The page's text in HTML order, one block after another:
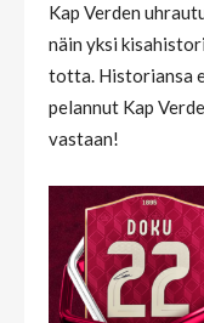
Kap Verden
näin yksi
totta. Historiansa
pelannut Kap
vastaan!